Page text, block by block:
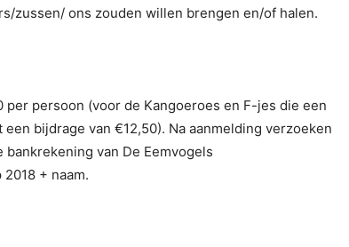
zussen/ ons zouden willen brengen en/of halen.
persoon (voor de Kangoeroes en F-jes die een
bijdrage van €12,50). Na aanmelding verzoeken
van De Eemvogels
+ naam.